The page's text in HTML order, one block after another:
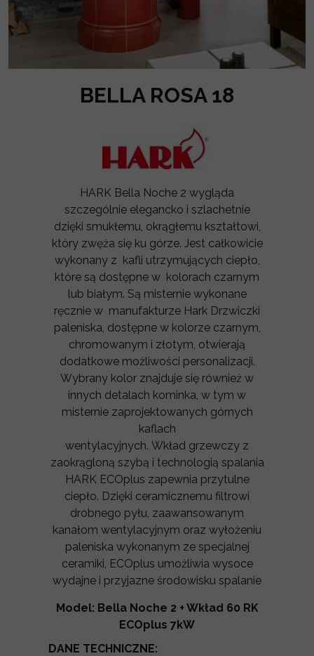
HARK Bella Noche 2 wygląda
szczególnie elegancko i szlachetnie
dzięki smukłemu, okrągłemu kształtowi,
który zwęża się ku górze. Jest całkowicie
wykonany z kafli utrzymujących ciepło,
które są dostępne w kolorach czarnym
lub białym. Są misternie wykonane
ręcznie w manufakturze Hark Drzwiczki
paleniska, dostępne w kolorze czarnym,
chromowanym i złotym, otwierają
dodatkowe możliwości personalizacji.
Wybrany kolor znajduje się również w
innych detalach kominka, w tym w
misternie zaprojektowanych górnych
kaflach
wentylacyjnych. Wkład grzewczy z
zaokrągloną szybą i technologią spalania
HARK ECOplus zapewnia przytulne
ciepło. Dzięki ceramicznemu filtrowi
drobnego pyłu, zaawansowanym
kanałom wentylacyjnym oraz wyłożeniu
paleniska wykonanym ze specjalnej
ceramiki, ECOplus umożliwia wysoce
wydajne i przyjazne środowisku spalanie
Model: Bella Noche 2 + Wkład 60 RK
ECOplus 7kW
DANE TECHNICZNE:
BELLA ROSA 18